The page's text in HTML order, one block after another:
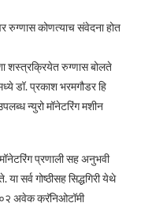
रुग्णास कोणत्याच संवेदना होत
शस्त्रक्रियेत रुग्णास बोलते
डॉ. प्रकाश भरमगौडर हि
न्युरो मॉनेटरिंग मशीन
प्रणाली सह अनुभवी
सर्व गोष्ठीसह सिद्धगिरी येथे
अवेक क्रॅनिओटॉमी